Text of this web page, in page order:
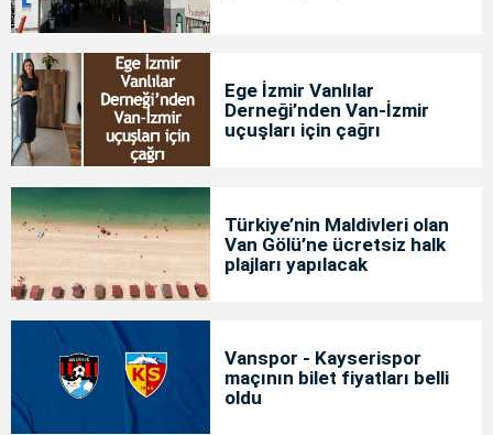
Ege İzmir Vanlılar
Derneği’nden Van-İzmir
uçuşları için çağrı
Türkiye’nin Maldivleri olan
Van Gölü’ne ücretsiz halk
plajları yapılacak
Vanspor - Kayserispor
maçının bilet fiyatları belli
oldu